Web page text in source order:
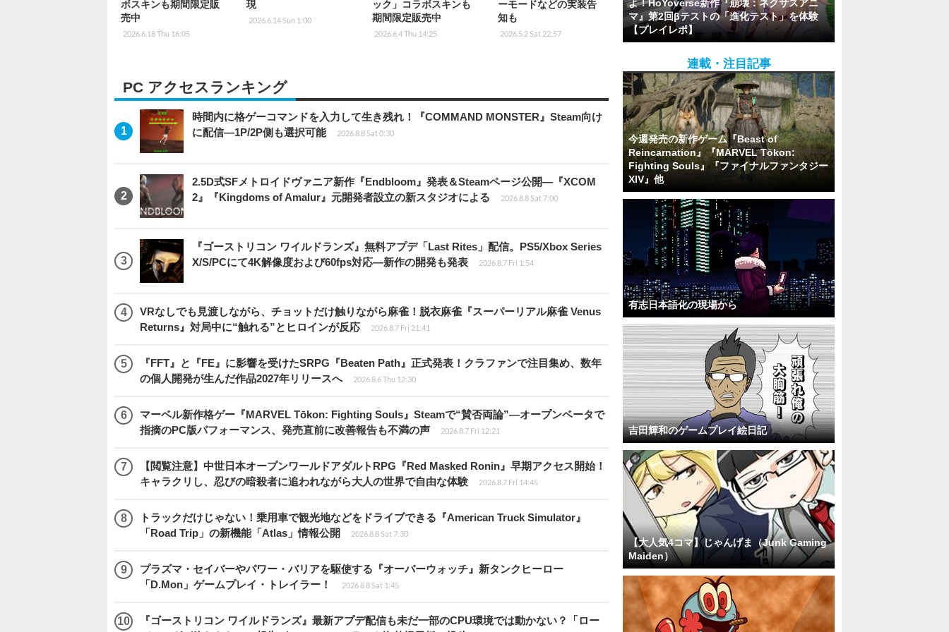
ボスキンも期間限定販
売中
2026.6.18 Thu 16:05
現
2026.6.14 Sun 1:00
ック」コラボスキンも
期間限定販売中
2026.6.4 Thu 14:25
ーモードなどの実装告
知も
2026.5.2 Sat 22:57
PC アクセスランキング
時間内に格ゲーコマンドを入力して生き残れ！『COMMAND MONSTER』Steam向け
に配信―1P/2P側も選択可能
2026.8.8 Sat 0:30
2.5D式SFメトロイドヴァニア新作『Endbloom』発表＆Steamページ公開―『XCOM
2』『Kingdoms of Amalur』元開発者設立の新スタジオによる
2026.8.8 Sat 7:00
『ゴーストリコン ワイルドランズ』無料アプデ「Last Rites」配信。PS5/Xbox Series
X/S/PCにて4K解像度および60fps対応―新作の開発も発表
2026.8.7 Fri 1:54
VRなしでも見渡しながら、チョットだけ触りながら麻雀！脱衣麻雀『スーパーリアル麻雀 Venus
Returns』対局中に“触れる”とヒロインが反応
2026.8.7 Fri 21:41
『FFT』と『FE』に影響を受けたSRPG『Beaten Path』正式発表！クラファンで注目集め、数年
の個人開発が生んだ作品2027年リリースへ
2026.8.6 Thu 12:30
マーベル新作格ゲー『MARVEL Tōkon: Fighting Souls』Steamで“賛否両論”―オープンベータで
指摘のPC版パフォーマンス、発売直前に改善報告も不満の声
2026.8.7 Fri 12:21
【閲覧注意】中世日本オープンワールドアダルトRPG『Red Masked Ronin』早期アクセス開始！
キャラクリし、忍びの暗殺者に追われながら大人の世界で自由な体験
2026.8.7 Fri 14:45
トラックだけじゃない！乗用車で観光地などをドライブできる『American Truck Simulator』
「Road Trip」の新機能「Atlas」情報公開
2026.8.8 Sat 7:30
プラズマ・セイバーやパワー・バリアを駆使する『オーバーウォッチ』新タンクヒーロー
「D.Mon」ゲームプレイ・トレイラー！
2026.8.8 Sat 1:45
『ゴーストリコン ワイルドランズ』最新アプデ配信も未だ一部のCPU環境では動かない？「ロー
よ！HoYoverse新作『崩壊：ネクサスアニ
マ』第2回βテストの「進化テスト」を体験
【プレイレポ】
連載・注目記事
今週発売の新作ゲーム『Beast of
Reincarnation』『MARVEL Tōkon:
Fighting Souls』『ファイナルファンタジー
XIV』他
有志日本語化の現場から
吉田輝和のゲームプレイ絵日記
【大人気4コマ】じゃんげま（Junk Gaming
Maiden）